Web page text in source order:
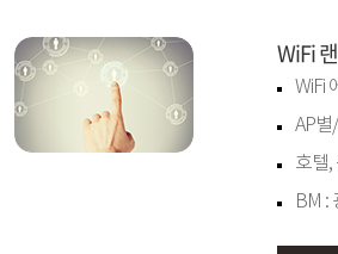
WiFi
WiFi
AP별
호텔,
BM :